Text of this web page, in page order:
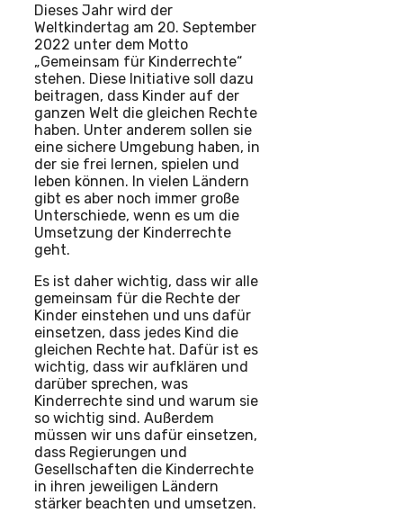
Dieses Jahr wird der
Weltkindertag am 20. September
2022 unter dem Motto
„Gemeinsam für Kinderrechte“
stehen. Diese Initiative soll dazu
beitragen, dass Kinder auf der
ganzen Welt die gleichen Rechte
haben. Unter anderem sollen sie
eine sichere Umgebung haben, in
der sie frei lernen, spielen und
leben können. In vielen Ländern
gibt es aber noch immer große
Unterschiede, wenn es um die
Umsetzung der Kinderrechte
geht.
Es ist daher wichtig, dass wir alle
gemeinsam für die Rechte der
Kinder einstehen und uns dafür
einsetzen, dass jedes Kind die
gleichen Rechte hat. Dafür ist es
wichtig, dass wir aufklären und
darüber sprechen, was
Kinderrechte sind und warum sie
so wichtig sind. Außerdem
müssen wir uns dafür einsetzen,
dass Regierungen und
Gesellschaften die Kinderrechte
in ihren jeweiligen Ländern
stärker beachten und umsetzen.